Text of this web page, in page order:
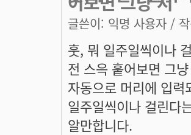
글쓴이: 익명 사용자 /
훗, 뭐 일주일씩이나
전 스윽 훝어보면 그
자동으로 머리에 입력
일주일씩이나 걸린다
알만합니다.